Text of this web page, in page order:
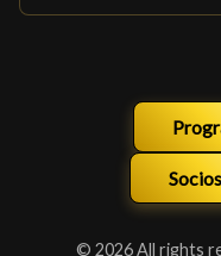
© 2026 All rights